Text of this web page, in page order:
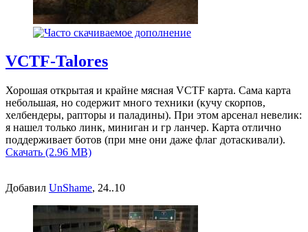
VCTF-Talores
Хорошая открытая и крайне мясная VCTF карта. Сама карта
небольшая, но содержит много техники (кучу скорпов,
хелбендеры, рапторы и паладины). При этом арсенал невелик:
я нашел только линк, миниган и гр ланчер. Карта отлично
поддерживает ботов (при мне они даже флаг дотаскивали).
Скачать (2.96 MB)
Добавил UnShame, 24..10